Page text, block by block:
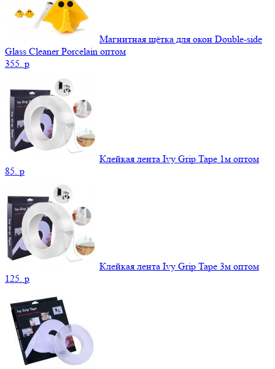
Магнитная щётка для окон Double-side
Glass Cleaner Porcelain оптом
355. p
Клейкая лента Ivy Grip Tape 1м оптом
85. p
Клейкая лента Ivy Grip Tape 3м оптом
125. p